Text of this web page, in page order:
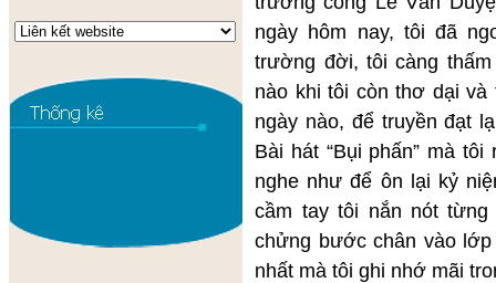
ngày hôm nay, tôi đã
trường đời, tôi càng
nào khi tôi còn thơ dại
ngày nào, để truyền đạt
Bài hát “Bụi phấn” mà
nghe như để ôn lại kỷ
cầm tay tôi nắn nót
chửng bước chân vào
nhất mà tôi ghi nhớ mãi